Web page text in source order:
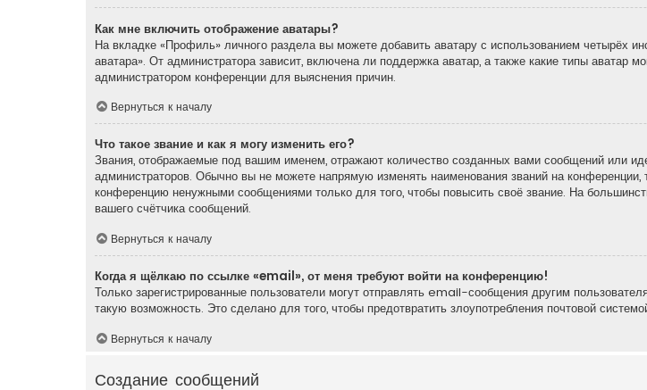
Как мне включить отображение аватары?
На вкладке «Профиль» личного раздела вы можете добавить аватару с использованием четырёх
аватара». От администратора зависит, включена ли поддержка аватар, а также какие типы аватар
администратором конференции для выяснения причин.
Вернуться к началу
Что такое звание и как я могу изменить его?
Звания, отображаемые под вашим именем, отражают количество созданных вами сообщений или
администраторов. Обычно вы не можете напрямую изменять наименования званий на
конференцию ненужными сообщениями только для того, чтобы повысить своё звание. На
вашего счётчика сообщений.
Вернуться к началу
Когда я щёлкаю по ссылке «email», от меня требуют войти на конференцию!
Только зарегистрированные пользователи могут отправлять email-сообщения другим
такую возможность. Это сделано для того, чтобы предотвратить злоупотребления почтовой
Вернуться к началу
Создание сообщений